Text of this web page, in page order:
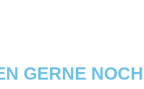
GERNE